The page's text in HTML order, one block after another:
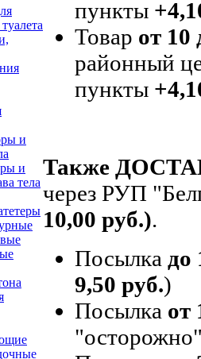
и
и
тела
пункты
Товар от 10
районный
пункты
Также
через РУП
10,00 руб.).
Посылка до
9,50 руб.)
Посылка от